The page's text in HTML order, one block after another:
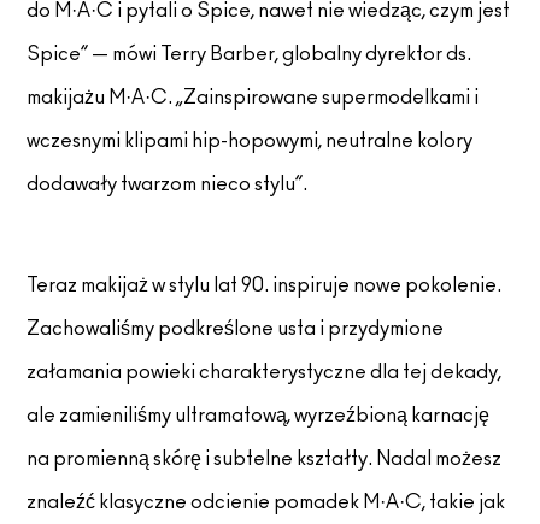
do M·A·C i pytali o Spice, nawet nie wiedząc, czym jest
Spice” — mówi Terry Barber, globalny dyrektor ds.
makijażu M·A·C. „Zainspirowane supermodelkami i
wczesnymi klipami hip-hopowymi, neutralne kolory
dodawały twarzom nieco stylu”.
Teraz makijaż w stylu lat 90. inspiruje nowe pokolenie.
Zachowaliśmy podkreślone usta i przydymione
załamania powieki charakterystyczne dla tej dekady,
ale zamieniliśmy ultramatową, wyrzeźbioną karnację
na promienną skórę i subtelne kształty. Nadal możesz
znaleźć klasyczne odcienie pomadek M·A·C, takie jak